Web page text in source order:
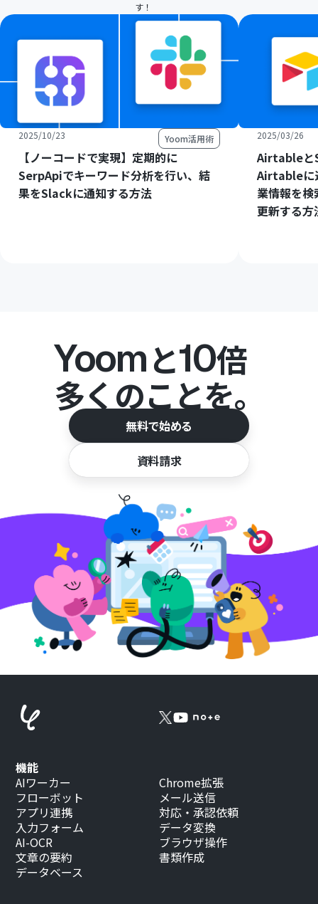
す！
2025/10/23 Yoom活用術
【ノーコードで実現】定期的に
SerpApiでキーワード分析を行い、結
果をSlackに通知する方法
2025/03/26
Airtableと
Airtableに
業情報を
更新する方
Yoomと10倍
多くのことを。
無料で始める
資料請求
機能
AIワーカー
フローボット
アプリ連携
入力フォーム
AI-OCR
文章の要約
データベース
Chrome拡張
メール送信
対応・承認依頼
データ変換
ブラウザ操作
書類作成